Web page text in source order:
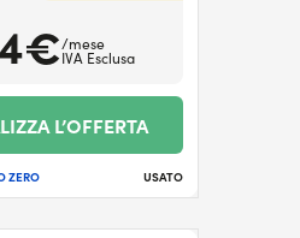
/mese
IVA Esclusa
L’OFFERTA
ZERO USATO